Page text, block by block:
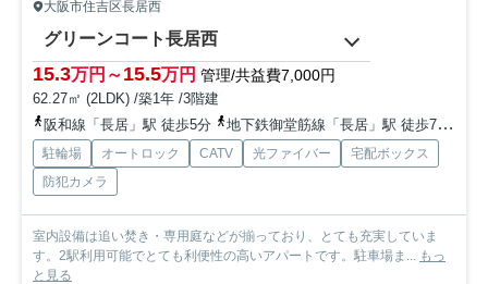
大阪市住吉区長居西
グリーンコート長居西
15.3万円～15.5万円 管理/共益費7,000円
62.27㎡ (2LDK) /築1年 /3階建
阪和線「長居」駅 徒歩5分
地下鉄御堂筋線「長居」駅 徒歩7分
駐輪場 オートロック CATV 光ファイバー
宅配ボックス
防犯カメラ
室内設備は追い焚き・専用庭などが揃っており、とても充実していま
す。2駅利用可能でとても利便性の高いアパートです。駐車場ま... もっ
と見る